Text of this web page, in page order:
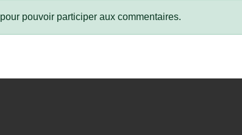
pour pouvoir participer aux commentaires.